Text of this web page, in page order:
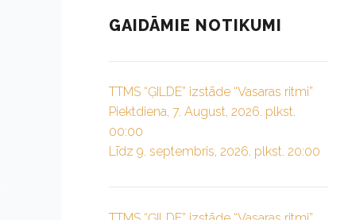
GAIDĀMIE NOTIKUMI
TTMS “ĢILDE” izstāde “Vasaras ritmi”
Piektdiena, 7. August, 2026. plkst.
00:00
Līdz 9. septembris, 2026. plkst. 20:00